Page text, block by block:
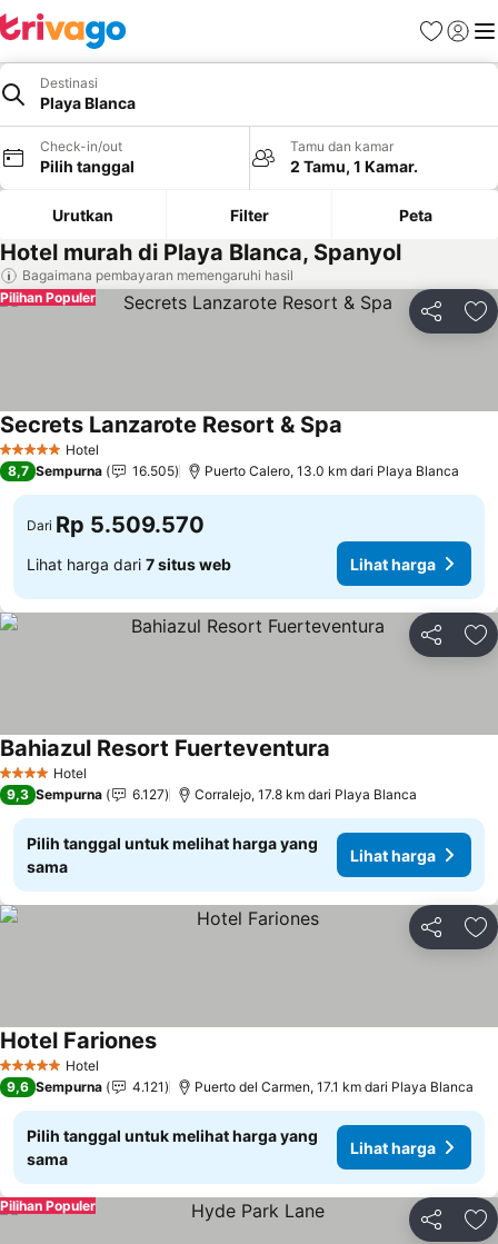
FavoritLogin
Destinasi
Playa Blanca
Check-in/out
Pilih tanggal
Tamu dan kamar
2 Tamu, 1 Kamar.
Urutkan Filter Peta
Hotel murah di Playa Blanca, Spanyol
Bagaimana pembayaran memengaruhi hasil
Bagikan
Pilihan Populer
5 Bintang Hotel
Secrets Lanzarote Resort & Spa
8,7 Sempurna 16.505 Puerto Calero, 13.0 km dari Playa Blanca
Dari Rp 5.509.570
Lihat harga dari 7 situs web Lihat harga
Bagikan
4 BintangHotel
Bahiazul Resort Fuerteventura
9,3 Sempurna 6.127 Corralejo, 17.8 km dari Playa Blanca
Pilih tanggal untuk melihat harga yang
sama
Lihat harga
Bagikan
5 Bintang Hotel
Hotel FarionesLihat harga
9,6 Sempurna 4.121 Puerto del Carmen, 17.1 km dari Playa Blanca
Pilih tanggal untuk melihat harga yang
sama
Lihat harga
Bagikan
Pilihan Populer